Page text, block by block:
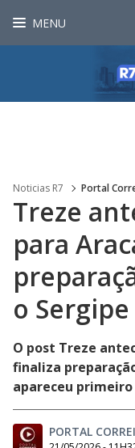
MENU
Noticias R7 Portal
Treze
para
o Sergipe
O post Treze
finaliza
apareceu
PORTAL